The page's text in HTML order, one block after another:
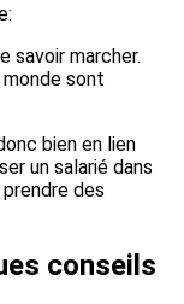
savoir marcher.
sont
bien en lien
un salarié dans
des
conseils